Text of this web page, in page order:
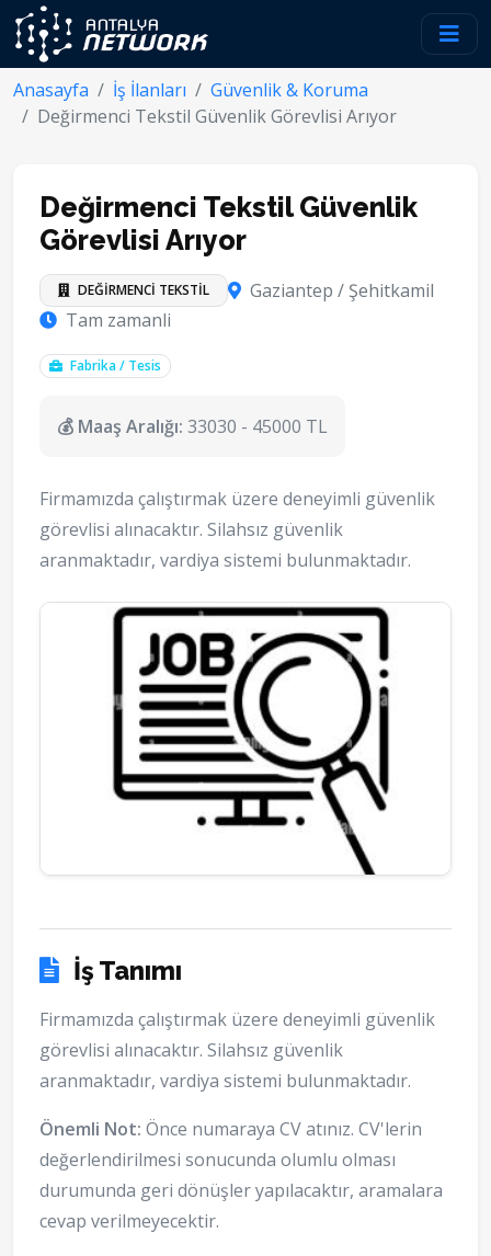
Anasayfa İş İlanları
Güvenlik & Koruma
Değirmenci Tekstil Güvenlik Görevlisi Arıyor
Değirmenci Tekstil Güvenlik
Görevlisi Arıyor
DEĞİRMENCİ TEKSTİL
Gaziantep / Şehitkamil
Tam zamanli
Fabrika / Tesis
💰 Maaş Aralığı: 33030 - 45000 TL
Firmamızda çalıştırmak üzere deneyimli güvenlik
görevlisi alınacaktır. Silahsız güvenlik
aranmaktadır, vardiya sistemi bulunmaktadır.
İş Tanımı
Firmamızda çalıştırmak üzere deneyimli güvenlik
görevlisi alınacaktır. Silahsız güvenlik
aranmaktadır, vardiya sistemi bulunmaktadır.
Önemli Not: Önce numaraya CV atınız. CV'lerin
değerlendirilmesi sonucunda olumlu olması
durumunda geri dönüşler yapılacaktır, aramalara
cevap verilmeyecektir.